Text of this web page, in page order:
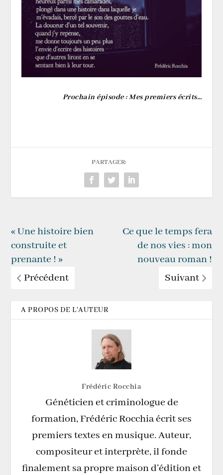
Prochain épisode : Mes premiers écrits…
PARTAGER:
« Une histoire bien
construite et
prenante ! »
Précédent
Ce que le temps fera
de nos vies : mon
nouveau roman !
Suivant
A PROPOS DE L'AUTEUR
Frédéric Rocchia
Généticien et criminologue de
formation, Frédéric Rocchia écrit ses
premiers textes en musique. Auteur,
compositeur et interprète, il fonde
finalement sa propre maison d’édition et